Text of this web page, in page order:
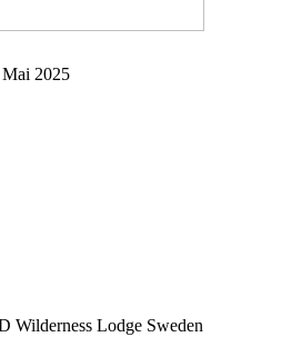
2025
Lodge Sweden